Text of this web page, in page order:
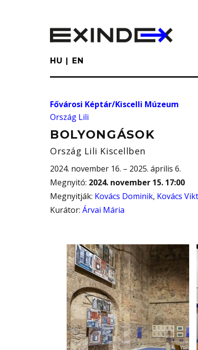
HU EN
Fővárosi Képtár/Kiscelli Múzeum
Ország Lili
BOLYONGÁSOK
Ország Lili Kiscellben
2024. november 16. – 2025. április 6.
Megnyitó: 2024. november 15. 17:00
Megnyitják: Kovács Dominik, Kovács
Kurátor: Árvai Mária